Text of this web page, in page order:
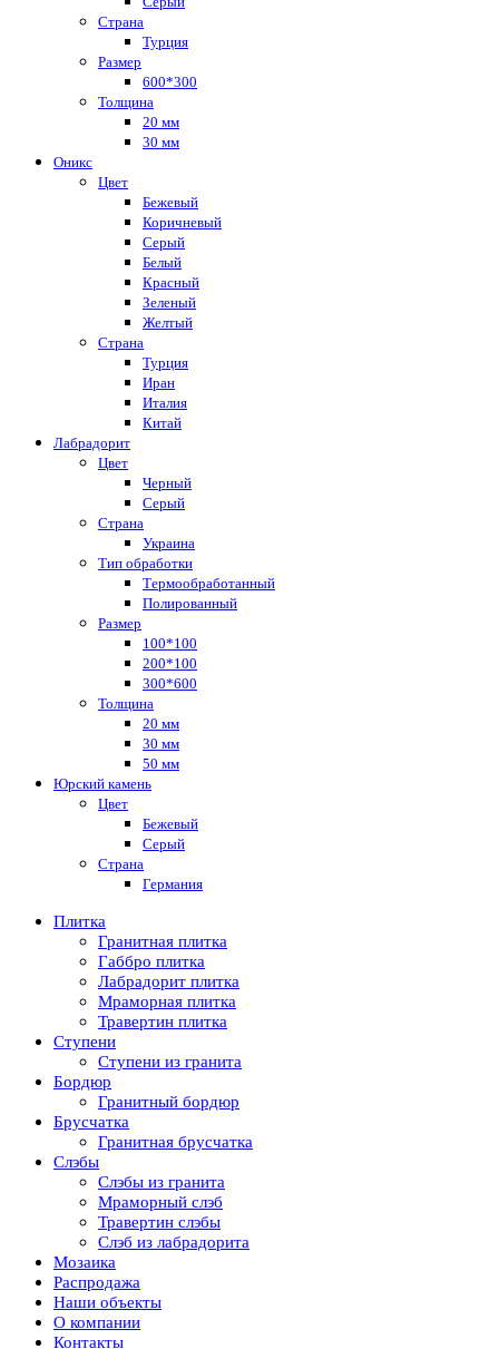
Страна
Турция
Размер
600*300
Толщина
20 мм
30 мм
Оникс
Цвет
Бежевый
Коричневый
Серый
Белый
Красный
Зеленый
Желтый
Страна
Турция
Иран
Италия
Китай
Лабрадорит
Цвет
Черный
Серый
Страна
Украина
Тип обработки
Термообработанный
Полированный
Размер
100*100
200*100
300*600
Толщина
20 мм
30 мм
50 мм
Юрский камень
Цвет
Бежевый
Серый
Страна
Германия
Плитка
Гранитная плитка
Габбро плитка
Лабрадорит плитка
Мраморная плитка
Травертин плитка
Ступени
Ступени из гранита
Бордюр
Гранитный бордюр
Брусчатка
Гранитная брусчатка
Слэбы
Слэбы из гранита
Мраморный слэб
Травертин слэбы
Слэб из лабрадорита
Мозаика
Распродажа
Наши объекты
О компании
Контакты